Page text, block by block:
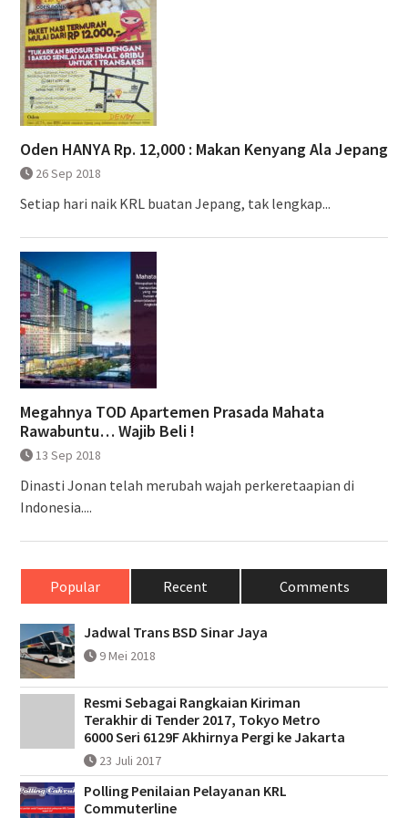
Oden HANYA Rp. 12,000 : Makan Kenyang Ala Jepang
26 Sep 2018
Setiap hari naik KRL buatan Jepang, tak lengkap...
Megahnya TOD Apartemen Prasada Mahata
Rawabuntu… Wajib Beli !
13 Sep 2018
Dinasti Jonan telah merubah wajah perkeretaapian di
Indonesia....
Popular Recent Comments
Jadwal Trans BSD Sinar Jaya
9 Mei 2018
Resmi Sebagai Rangkaian Kiriman
Terakhir di Tender 2017, Tokyo Metro
6000 Seri 6129F Akhirnya Pergi ke Jakarta
23 Juli 2017
Polling Penilaian Pelayanan KRL
Commuterline